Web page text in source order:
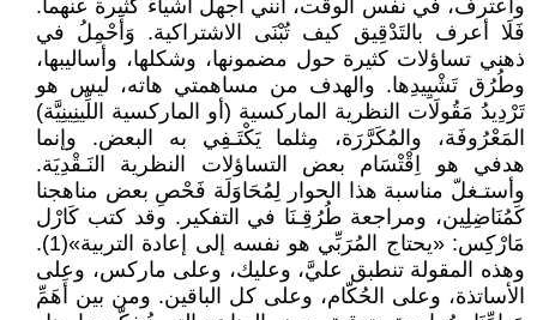
وأعترف، في نفس الوقت، أنني أجهل أشياء كثيرة عنهما.
فَلَا أعرف بالتَدْقِيق كيف تُبْنَى الاشتراكية. وَأَحْمِلُ في
ذهني تساؤلات كثيرة حول مضمونها، وشكلها، وأساليبها،
وطُرُق تَشْيِيدِها. والهدف من مساهمتي هاته، ليس هو
تَرْدِيدُ مَقُولَات النظرية الماركسية (أو الماركسية اللِّينِينِيَّة)
المَعْرُوفَة، والمُكَرَّرَة، مِثلما يَكْتَـفِي به البعض. وإنما
هدفي هو اِقْتْسَام بعض التساؤلات النظرية النَـقْدِيَة.
وأستـغلّ مناسبة هذا الحوار لِمُحَاوَلَة فَحْصِ بعض مناهجنا
كَمُنَاضِلِين، ومراجعة طُرُقِـنَا في التفكير. وقد كتب كَارْل
مَارْكِس: «يحتاج المُرَبِّي هو نفسه إلى إعادة التربية»(1).
وهذه المقولة تنطبق عليَّ، وعليك، وعلى ماركس، وعلى
الأساتذة، وعلى الحُكّام، وعلى كل الباقين. ومن بين أَهَمِّ